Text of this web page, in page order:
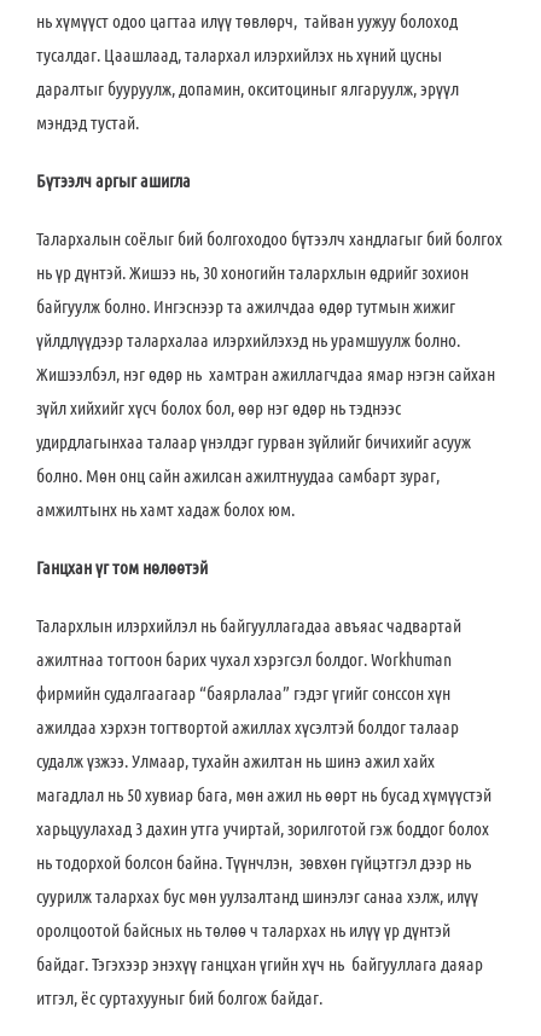
нь хүмүүст одоо цагтаа илүү төвлөрч, тайван уужуу болоход
тусалдаг. Цаашлаад, талархал илэрхийлэх нь хүний цусны
даралтыг бууруулж, допамин, окситоциныг ялгаруулж, эрүүл
мэндэд тустай.
Бүтээлч аргыг ашигла
Талархалын соёлыг бий болгоходоо бүтээлч хандлагыг бий болгох
нь үр дүнтэй. Жишээ нь, 30 хоногийн талархлын өдрийг зохион
байгуулж болно. Ингэснээр та ажилчдаа өдөр тутмын жижиг
үйлдлүүдээр талархалаа илэрхийлэхэд нь урамшуулж болно.
Жишээлбэл, нэг өдөр нь хамтран ажиллагчдаа ямар нэгэн сайхан
зүйл хийхийг хүсч болох бол, өөр нэг өдөр нь тэднээс
удирдлагынхаа талаар үнэлдэг гурван зүйлийг бичихийг асууж
болно. Мөн онц сайн ажилсан ажилтнуудаа самбарт зураг,
амжилтынх нь хамт хадаж болох юм.
Ганцхан үг том нөлөөтэй
Талархлын илэрхийлэл нь байгууллагадаа авъяас чадвартай
ажилтнаа тогтоон барих чухал хэрэгсэл болдог. Workhuman
фирмийн судалгаагаар “баярлалаа” гэдэг үгийг сонссон хүн
ажилдаа хэрхэн тогтвортой ажиллах хүсэлтэй болдог талаар
судалж үзжээ. Улмаар, тухайн ажилтан нь шинэ ажил хайх
магадлал нь 50 хувиар бага, мөн ажил нь өөрт нь бусад хүмүүстэй
харьцуулахад 3 дахин утга учиртай, зорилготой гэж боддог болох
нь тодорхой болсон байна. Түүнчлэн, зөвхөн гүйцэтгэл дээр нь
суурилж талархах бус мөн уулзалтанд шинэлэг санаа хэлж, илүү
оролцоотой байсных нь төлөө ч талархах нь илүү үр дүнтэй
байдаг. Тэгэхээр энэхүү ганцхан үгийн хүч нь байгууллага даяар
итгэл, ёс суртахууныг бий болгож байдаг.